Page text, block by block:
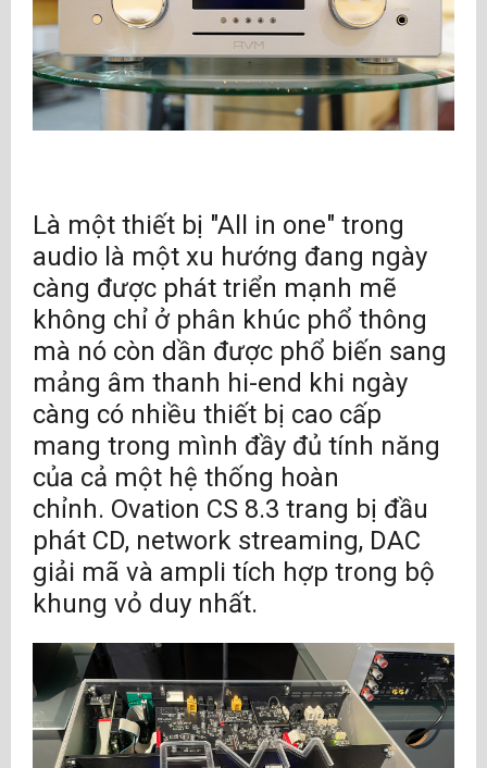
Radio : Webradio
Đầu ra loa: 1 cặp
Dịch vụ truyền phát được hỗ trợ: QOBUZ, TIDAL
Kiểm soát giai điệu: Cân bằng, Bass, Countour
(Độ to), Treble
Đầu ra kích hoạt: 2 x 3,5mm
Bóng bán dẫn: 2 bóng 803s
Dòng sản phẩm: OVATION
Kích thước sản phẩm: 355 x 430 x 130 mm (L
x W x H)
trọng lượng sản phẩm:13 kg
Là một thiết bị "All in one" trong
audio là một xu hướng đang ngày
càng được phát triển mạnh mẽ
không chỉ ở phân khúc phổ thông
mà nó còn dần được phổ biến sang
mảng âm thanh hi-end khi ngày
càng có nhiều thiết bị cao cấp
mang trong mình đầy đủ tính năng
của cả một hệ thống hoàn
chỉnh. Ovation CS 8.3 trang bị đầu
phát CD, network streaming, DAC
giải mã và ampli tích hợp trong bộ
khung vỏ duy nhất.